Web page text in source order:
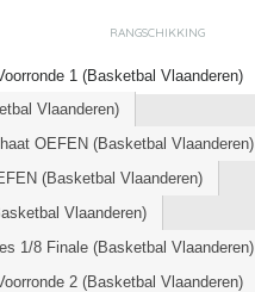
RANGSCHIKKING
1 (Basketbal Vlaanderen)
Vlaanderen)
OEFEN (Basketbal Vlaanderen)
(Basketbal Vlaanderen)
Vlaanderen)
1/8 Finale (Basketbal Vlaanderen)
2 (Basketbal Vlaanderen)